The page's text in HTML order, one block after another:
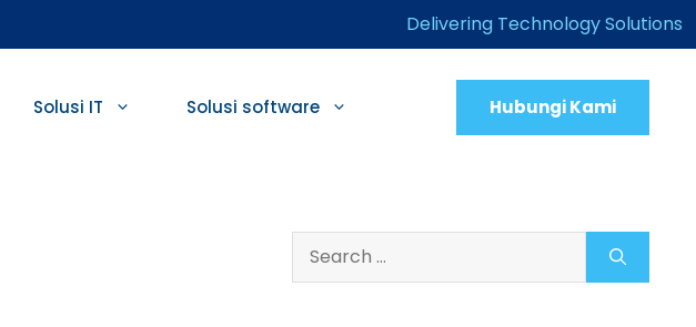
Delivering Technology Solutions
Solusi IT Solusi software Hubungi Kami
for: